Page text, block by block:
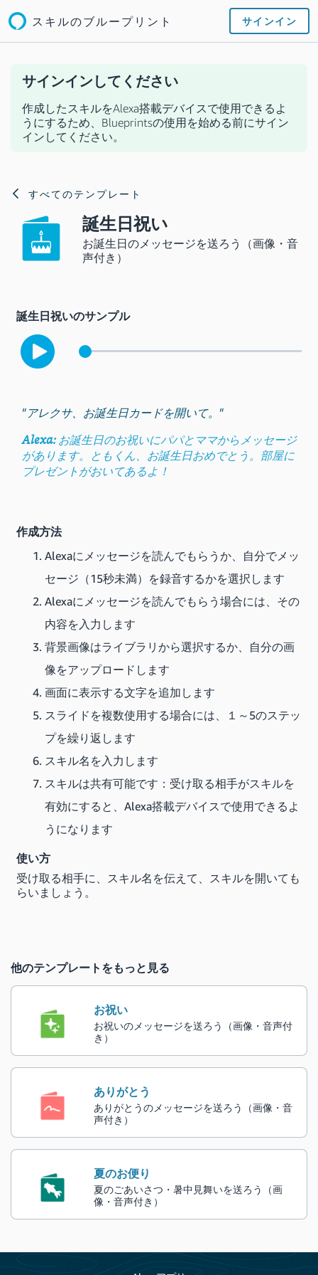
スキルのブループリント サインイン
サインインしてください
作成したスキルをAlexa搭載デバイスで使用できるよ
うにするため、Blueprintsの使用を始める前にサイン
インしてください。
すべてのテンプレート
誕生日祝い
お誕生日のメッセージを送ろう（画像・音
声付き）
誕生日祝いのサンプル
"アレクサ、お誕生日カードを開いて。"
Alexa:お誕生日のお祝いにパパとママからメッセージ
があります。ともくん、お誕生日おめでとう。部屋に
プレゼントがおいてあるよ！
作成方法
Alexaにメッセージを読んでもらうか、自分でメッ
セージ（15秒未満）を録音するかを選択します
Alexaにメッセージを読んでもらう場合には、その
内容を入力します
背景画像はライブラリから選択するか、自分の画
像をアップロードします
画面に表示する文字を追加します
スライドを複数使用する場合には、１～5のステッ
プを繰り返します
スキル名を入力します
スキルは共有可能です：受け取る相手がスキルを
有効にすると、Alexa搭載デバイスで使用できるよ
うになります
使い方
受け取る相手に、スキル名を伝えて、スキルを開いても
らいましょう。
他のテンプレートをもっと見る
お祝い
お祝いのメッセージを送ろう（画像・音声付
き）
ありがとう
ありがとうのメッセージを送ろう（画像・音
声付き）
夏のお便り
夏のごあいさつ・暑中見舞いを送ろう（画
像・音声付き）